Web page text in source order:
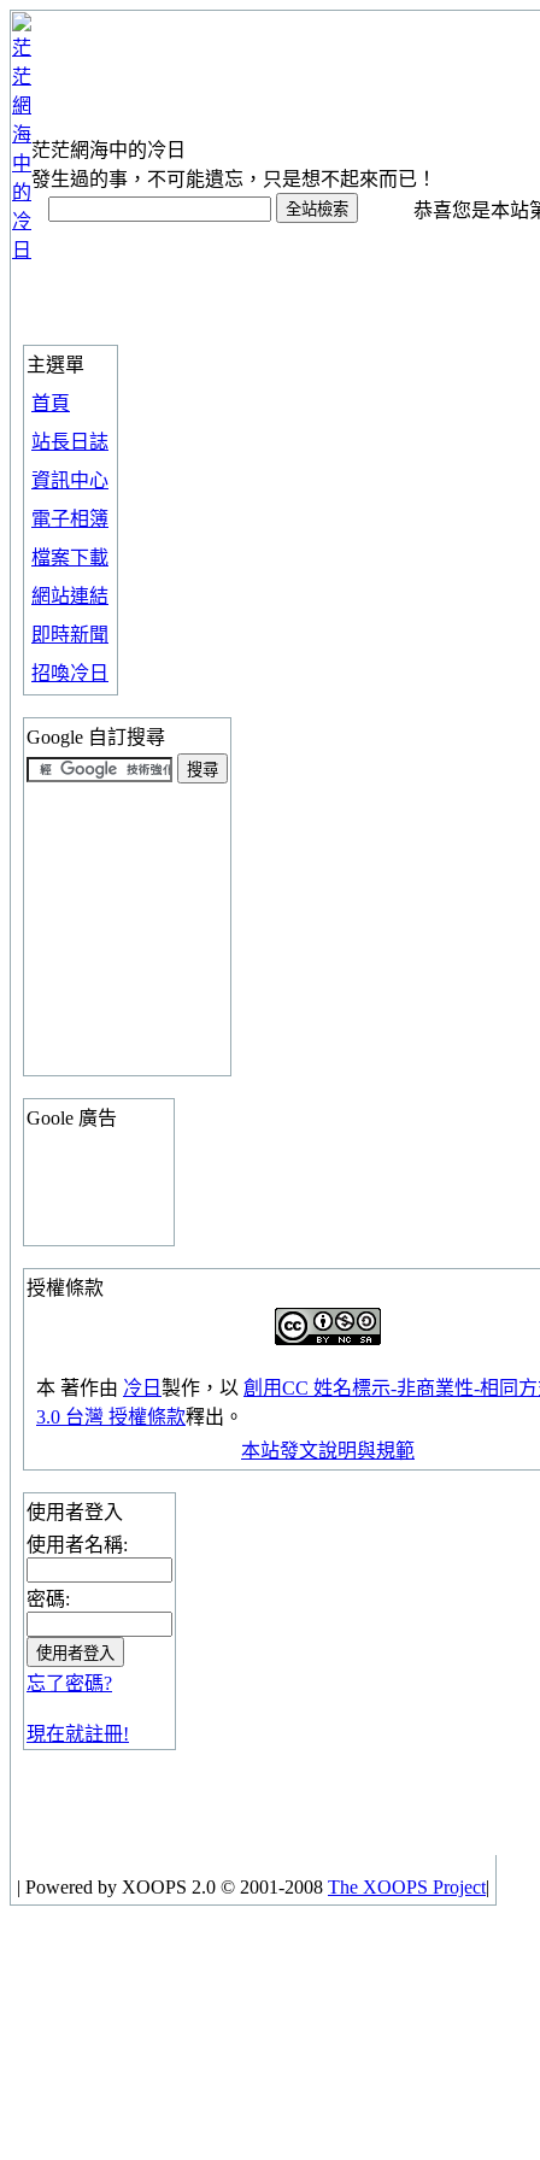
茫茫網海中的冷日
發生過的事，不可能遺忘，只是想不起來而已！
恭喜您是本站
主選單
首頁
站長日誌
資訊中心
電子相簿
檔案下載
網站連結
即時新聞
招喚冷日
Google 自訂搜尋
Goole 廣告
授權條款
本 著作由 冷日 製作，以 創用CC 姓名標示-非商業性-相同
3.0 台灣 授權條款釋出。
本站發文說明與規範
使用者登入
使用者名稱:
密碼:
忘了密碼?
現在就註冊!
| Powered by XOOPS 2.0 © 2001-2008 The XOOPS Project|